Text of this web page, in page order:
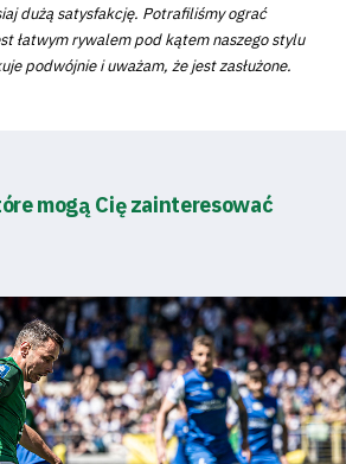
dużą satysfakcję. Potrafiliśmy ograć
łatwym rywalem pod kątem naszego stylu
podwójnie i uważam, że jest zasłużone.
mogą Cię zainteresować